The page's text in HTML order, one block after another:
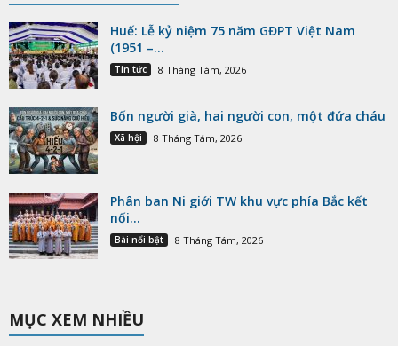
Huế: Lễ kỷ niệm 75 năm GĐPT Việt Nam
(1951 –...
Tin tức 8 Tháng Tám, 2026
Bốn người già, hai người con, một đứa cháu
Xã hội 8 Tháng Tám, 2026
Phân ban Ni giới TW khu vực phía Bắc kết
nối...
Bài nổi bật 8 Tháng Tám, 2026
MỤC XEM NHIỀU